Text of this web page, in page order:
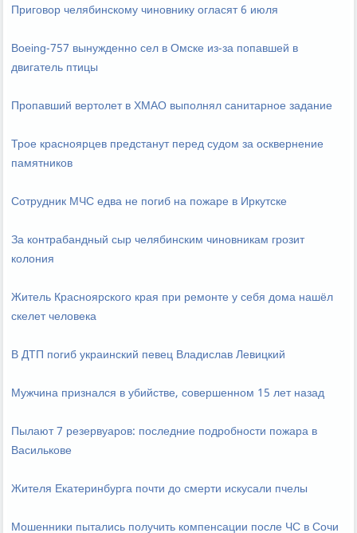
Приговор челябинскому чиновнику огласят 6 июля
Boeing-757 вынужденно сел в Омске из-за попавшей в
двигатель птицы
Пропавший вертолет в ХМАО выполнял санитарное задание
Трое красноярцев предстанут перед судом за осквернение
памятников
Сотрудник МЧС едва не погиб на пожаре в Иркутске
За контрабандный сыр челябинским чиновникам грозит
колония
Житель Красноярского края при ремонте у себя дома нашёл
скелет человека
В ДТП погиб украинский певец Владислав Левицкий
Мужчина признался в убийстве, совершенном 15 лет назад
Пылают 7 резервуаров: последние подробности пожара в
Василькове
Жителя Екатеринбурга почти до смерти искусали пчелы
Мошенники пытались получить компенсации после ЧС в Сочи